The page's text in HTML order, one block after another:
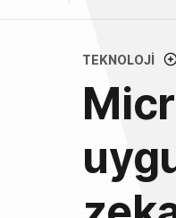
TEKNOLOJI